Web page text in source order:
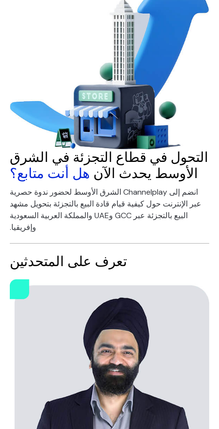
التحول في قطاع التجزئة في الشرق
الأوسط يحدث الآن هل أنت متابع؟
انضم إلى Channelplay الشرق الأوسط لحضور ندوة حصرية
عبر الإنترنت حول كيفية قيام قادة البيع بالتجزئة بتحويل مشهد
البيع بالتجزئة عبر GCC وUAE والمملكة العربية السعودية
وإفريقيا.
تعرف على المتحدثين